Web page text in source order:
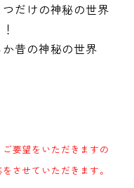
だけの神秘の世界
昔の神秘の世界
要望をいただきますの
させていただきます。